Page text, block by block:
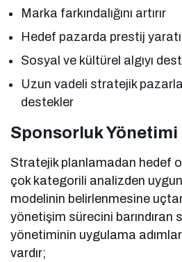
Marka farkındalığını artırır
Hedef pazarda prestij
Sosyal ve kültürel algıyı
Uzun vadeli stratejik
destekler
Sponsorluk Yönetimi
Stratejik planlamadan hedef
çok kategorili analizden
modelinin belirlenmesine
yönetişim sürecini barındıran
yönetiminin uygulama
vardır;